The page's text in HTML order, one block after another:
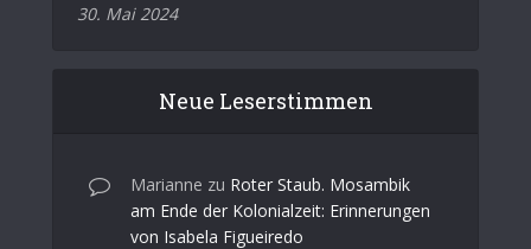
30. Mai 2024
Neue Leserstimmen
Marianne zu Roter Staub. Mosambik
am Ende der Kolonialzeit: Erinnerungen
von Isabela Figueiredo